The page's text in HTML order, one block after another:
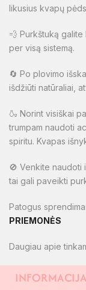
likusius kvapų
💨 Purkštuką
per visą sistemą.
🔄 Po plovimo
išdžiūti natūraliai,
🍶 Norint visiškai
trumpam naudoti
spiritu. Kvapas
🚫 Venkite
tai gali paveikti
Patogus
PRIEMONĖS
Daugiau apie
PAPILDOMA
INFORMACIJA